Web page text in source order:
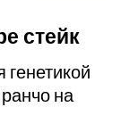
стейк
на